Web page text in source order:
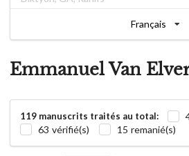
Français
Emmanuel Van
119 manuscrits traités au total:
63 vérifié(s)
15 remanié(s)